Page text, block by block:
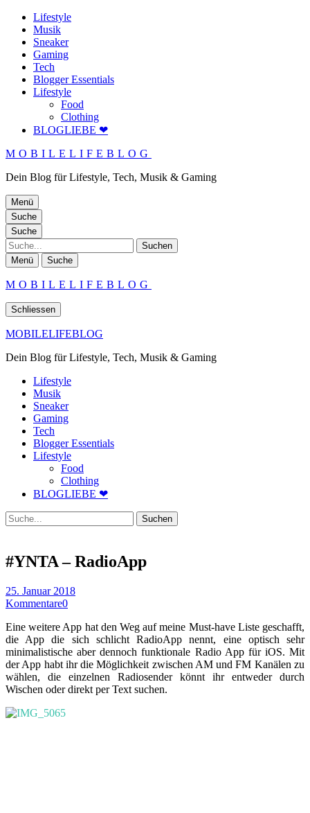
Lifestyle
Musik
Sneaker
Gaming
Tech
Blogger Essentials
Lifestyle
Food
Clothing
BLOGLIEBE ❤
MOBILELIFEBLOG
Dein Blog für Lifestyle, Tech, Musik & Gaming
Menü
Suche
Suche
Suche
Menü Suche
MOBILELIFEBLOG
Schliessen
MOBILELIFEBLOG
Dein Blog für Lifestyle, Tech, Musik & Gaming
Lifestyle
Musik
Sneaker
Gaming
Tech
Blogger Essentials
Lifestyle
Food
Clothing
BLOGLIEBE ❤
Suche
#YNTA – RadioApp
25. Januar 2018
Kommentare0
Eine weitere App hat den Weg auf meine Must-have Liste geschafft,
die App die sich schlicht RadioApp nennt, eine optisch sehr
minimalistische aber dennoch funktionale Radio App für iOS. Mit
der App habt ihr die Möglichkeit zwischen AM und FM Kanälen zu
wählen, die einzelnen Radiosender könnt ihr entweder durch
Wischen oder direkt per Text suchen.